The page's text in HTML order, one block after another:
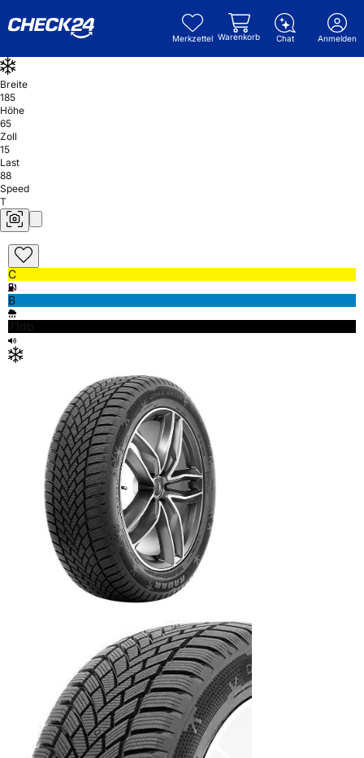
Merkzettel Warenkorb Chat Anmelden
Breite
185
Höhe
65
Zoll
15
Last
88
Speed
T
C
B
71db